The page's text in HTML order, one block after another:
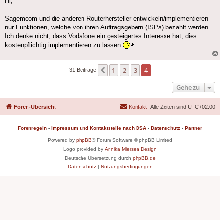
Sagemcom und die anderen Routerhersteller entwickeln/implementieren
nur Funktionen, welche von ihren Auftragsgebern (ISPs) bezahlt werden.
Ich denke nicht, dass Vodafone ein gesteigertes Interesse hat, dies
kostenpflichtig implementieren zu lassen
31 Beiträge Vorherige
1 2 3
4
Gehe zu
Foren-Übersicht Alle Zeiten sind UTC+02:00
Kontakt
Forenregeln - Impressum und Kontaktstelle nach DSA - Datenschutz - Partner
Powered by phpBB® Forum Software © phpBB Limited
Logo provided by Annika Miersen Design
Deutsche Übersetzung durch phpBB.de
Datenschutz| Nutzungsbedingungen